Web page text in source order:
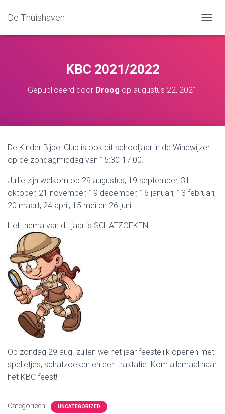
De Thuishaven
O
I
KBC 2021/2022
Gepubliceerd door Droog op augustus 22, 2021
De Kinder Bijbel Club is ook dit schooljaar in de Windwijzer
op de zondagmiddag van 15:30-17:00.
Jullie zijn welkom op 29 augustus, 19 september, 31
oktober, 21 november, 19 december, 16 januari, 13 februari,
20 maart, 24 april, 15 mei en 26 juni.
Het thema van dit jaar is SCHATZOEKEN.
Op zondag 29 aug. zullen we het jaar feestelijk openen met
spelletjes, schatzoeken en een traktatie. Kom allemaal naar
het KBC feest!
Categorieën: UNCATEGORIZED